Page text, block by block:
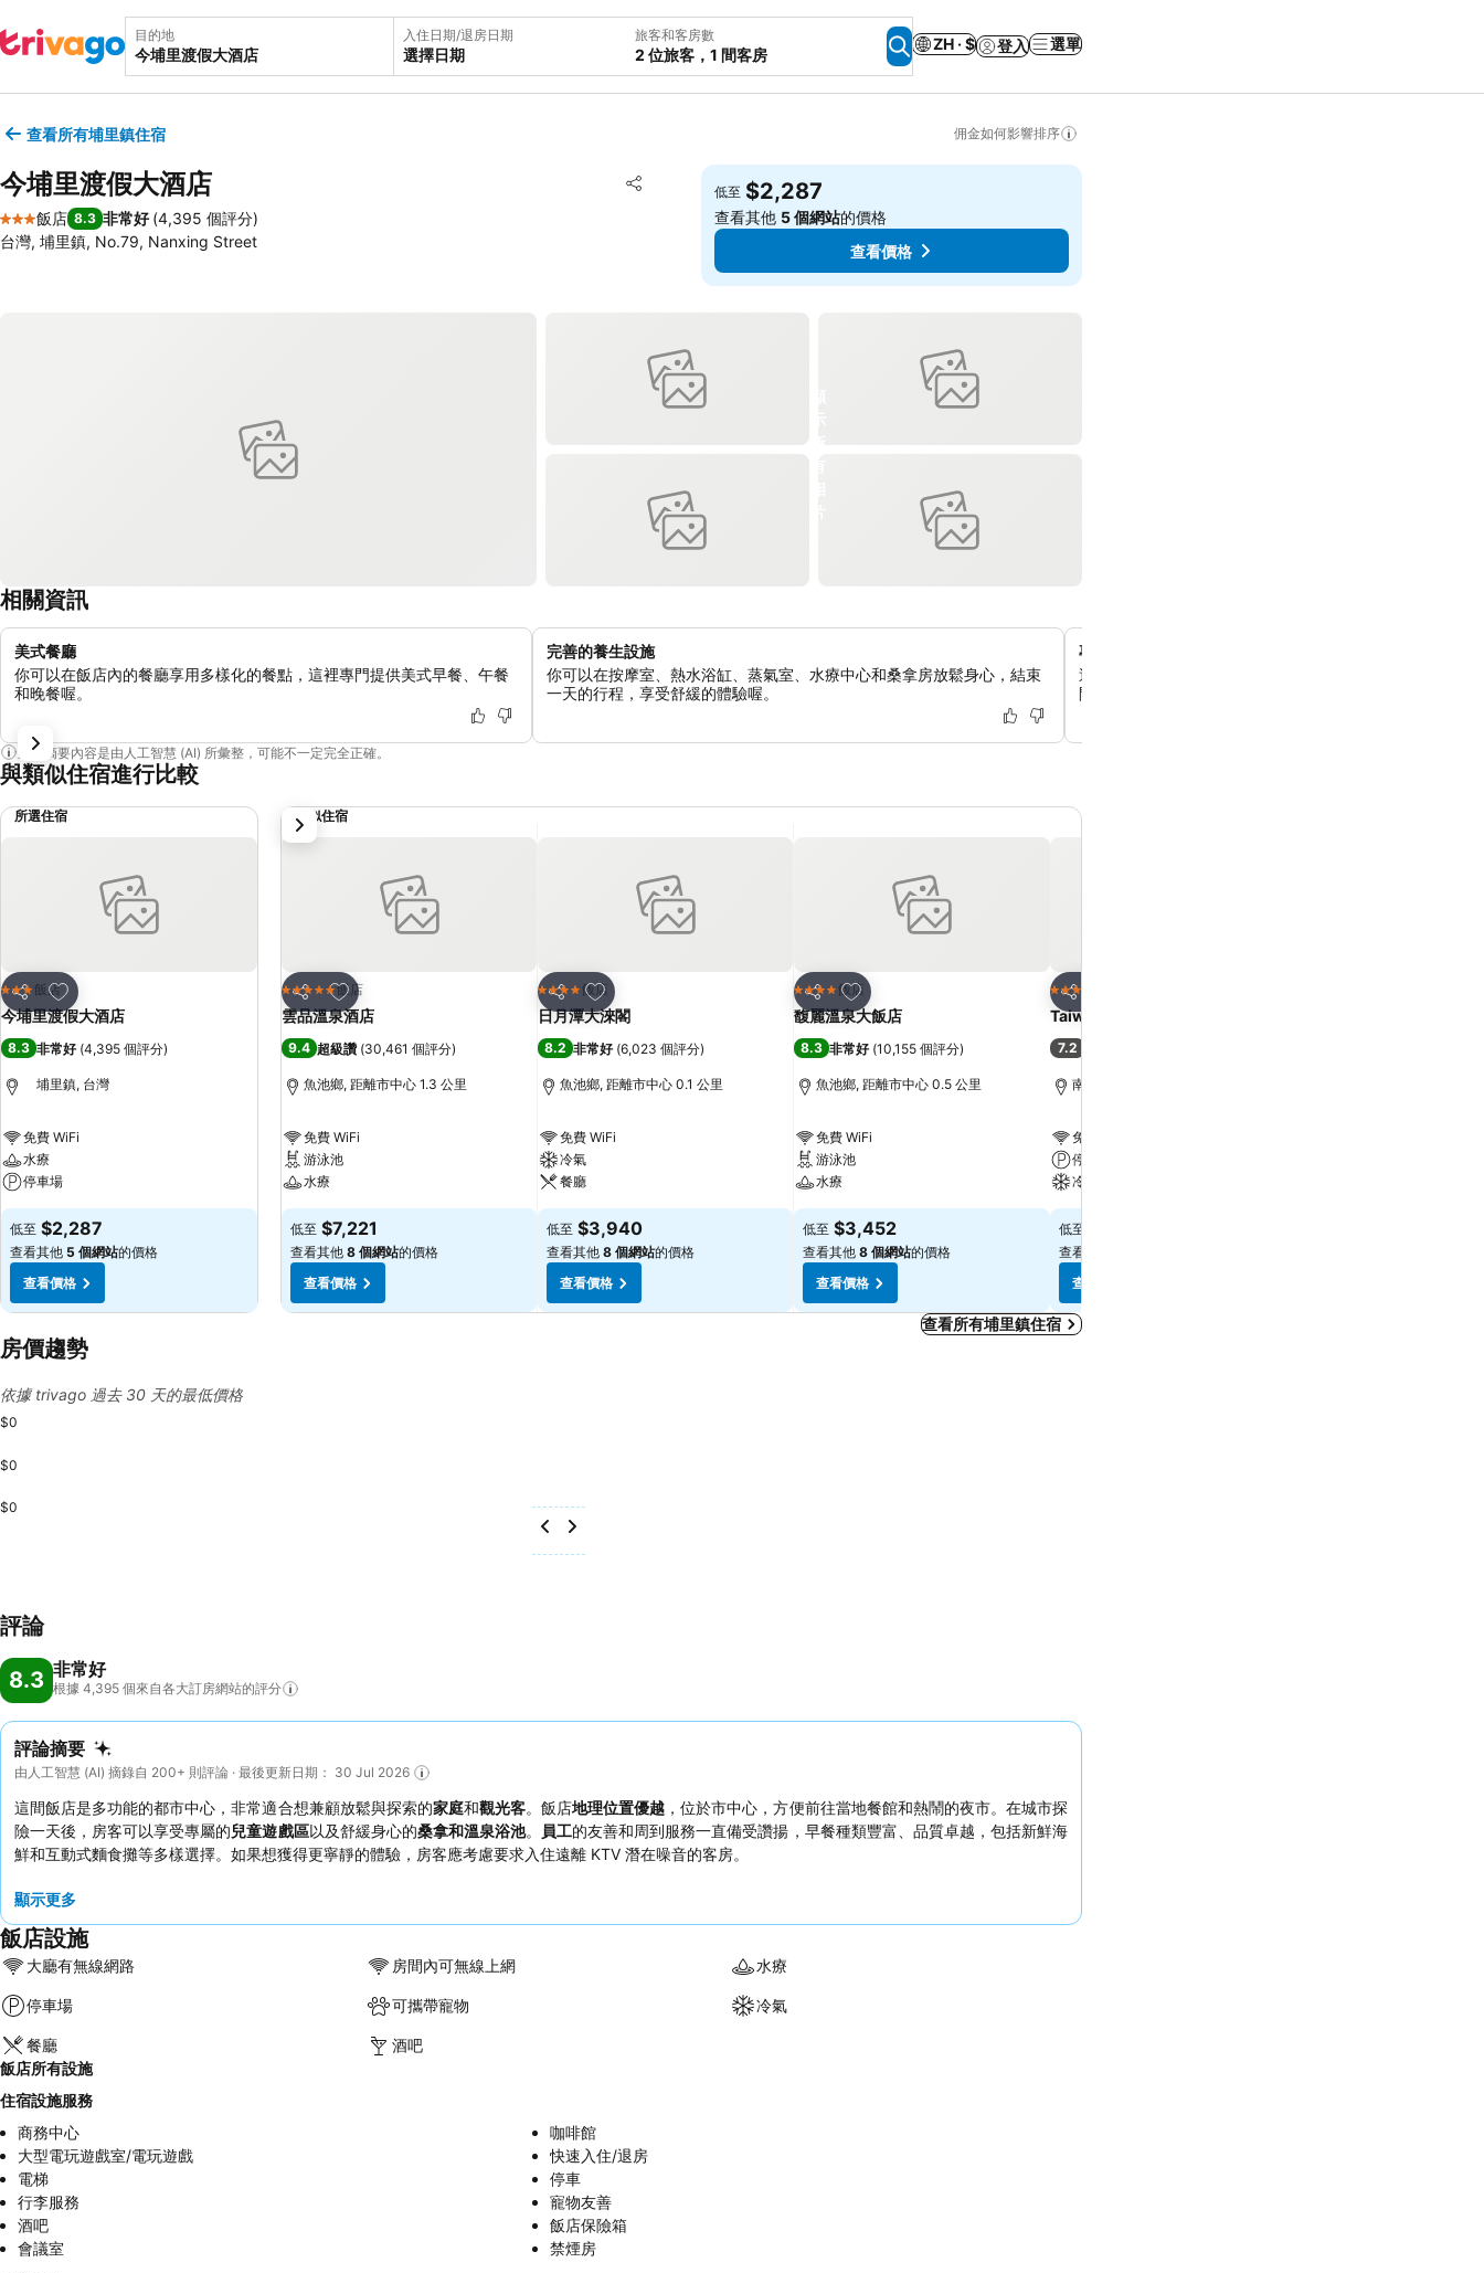
目的地 入住日期/退房日期
選擇日期
旅客和客房數
2 位旅客，1 間客房
ZH · $ 登入 選單
查看所有埔里鎮住宿 佣金如何影響排序
今埔里渡假大酒店 分享
加入我的最愛
3 星級
飯店 8.3 非常好 (4,395 個評分)
台灣, 埔里鎮, No.79, Nanxing Street
低至 $2,287
查看其他 5 個網站的價格
查看價格
相關資訊
美式餐廳
你可以在飯店內的餐廳享用多樣化的餐點，這裡專門提供美式早餐、午餐
和晚餐喔。
完善的養生設施
你可以在按摩室、熱水浴缸、蒸氣室、水療中心和桑拿房放鬆身心，結束
一天的行程，享受舒緩的體驗喔。
專屬兒童俱樂部
這裡有專為小朋友設計的兒童俱樂部，提供有趣的活動，
間玩得開心喔。
這個摘要內容是由人工智慧 (AI) 所彙整，可能不一定完全正確。
與類似住宿進行比較
所選住宿
分享
加入我的最愛
3 星級飯店
今埔里渡假大酒店
8.3 非常好 (4,395 個評分)
埔里鎮, 台灣
免費 WiFi
水療
停車場
低至 $2,287
查看其他 5 個網站的價格
查看價格
類似住宿
分享
加入我的最愛
5 星級 飯店
雲品溫泉酒店
9.4 超級讚 (30,461 個評分)
魚池鄉, 距離市中心 1.3 公里
免費 WiFi
游泳池
水療
低至 $7,221
查看其他 8 個網站的價格
查看價格
分享
加入我的最愛
4 星級 飯店
日月潭大淶閣
8.2 非常好 (6,023 個評分)
魚池鄉, 距離市中心 0.1 公里
免費 WiFi
冷氣
餐廳
低至 $3,940
查看其他 8 個網站的價格
查看價格
分享
加入我的最愛
4 星級 飯店
馥麗溫泉大飯店
8.3 非常好 (10,155 個評分)
魚池鄉, 距離市中心 0.5 公里
免費 WiFi
游泳池
水療
低至 $3,452
查看其他 8 個網站的價格
查看價格
分享
5 星級
Taiwan Beauty
7.2
南投市, 距離市中心 10.5 公里
免費 WiFi
停車場
冷氣
低至
查看其他
查看價格
下一步
查看所有埔里鎮住宿
房價趨勢
依據 trivago 過去 30 天的最低價格
$0
$0
$0
評論
8.3 非常好
根據 4,395 個來自各大訂房網站的評分
評論摘要
由人工智慧 (AI) 摘錄自 200+ 則評論 · 最後更新日期： 30 Jul 2026
這間飯店是多功能的都市中心，非常適合想兼顧放鬆與探索的家庭和觀光客。飯店地理位置優越 ，位於市中心，方便前往當地餐館和熱鬧的夜市。在城市探
險一天後，房客可以享受專屬的兒童遊戲區以及舒緩身心的桑拿和溫泉浴池。 員工的友善和周到服務一直備受讚揚，早餐種類豐富、品質卓越，包括新鮮海
鮮和互動式麵食攤等多樣選擇。如果想獲得更寧靜的體驗，房客應考慮要求入住遠離 KTV 潛在噪音的客房。
顯示更多
飯店設施
大廳有無線網路 房間內可無線上網 水療
停車場 可攜帶寵物 冷氣
餐廳
酒吧
飯店所有設施
住宿設施服務
商務中心
咖啡館
大型電玩遊戲室/電玩遊戲
快速入住/退房
電梯
停車
行李服務
寵物友善
酒吧
飯店保險箱
會議室
禁煙房